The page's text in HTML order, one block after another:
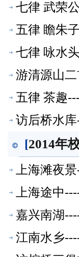
七律 武荣
五律 瞻朱
七律 咏水
游清源山
五律 茶趣
访后桥水
[2014年
上海滩夜
上海途中
嘉兴南湖
江南水乡